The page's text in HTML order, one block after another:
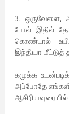
3. ஒருவேளை,
போல் இதில்
கொண்டால்
இந்தியா மீட்டுத்
கமுக்க
அப்போதே